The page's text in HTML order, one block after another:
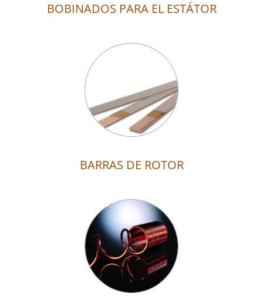
BOBINADOS PARA EL ESTÁTOR
BARRAS DE ROTOR